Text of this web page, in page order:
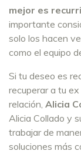
mejor es
importante
solo los hacen
como el equipo
Si tu deseo es
recuperar a tu
relación, Alicia
Alicia Collado y
trabajar de
soluciones más